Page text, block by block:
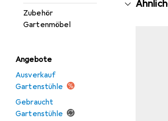
Zubehör
Gartenmöbel
Angebote
Ausverkauf
Gartenstühle
Gebraucht
Gartenstühle